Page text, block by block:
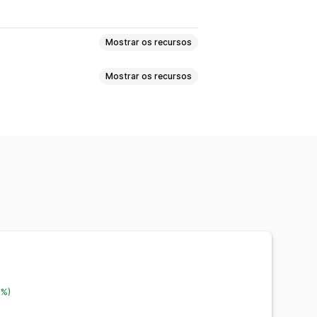
Mostrar os recursos
Mostrar os recursos